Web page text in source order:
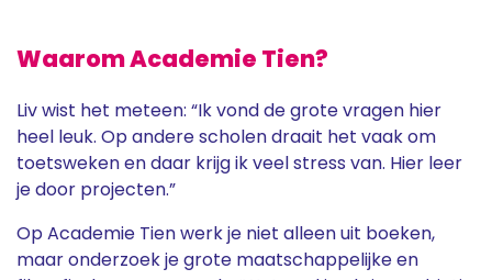
Waarom Academie Tien?
Liv wist het meteen: “Ik vond de grote vragen hier
heel leuk. Op andere scholen draait het vaak om
toetsweken en daar krijg ik veel stress van. Hier leer
je door projecten.”
Op Academie Tien werk je niet alleen uit boeken,
maar onderzoek je grote maatschappelijke en